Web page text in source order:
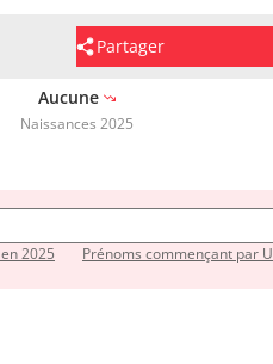
Partager
Aucune
Naissances 2025
2025 Prénoms commençant par U